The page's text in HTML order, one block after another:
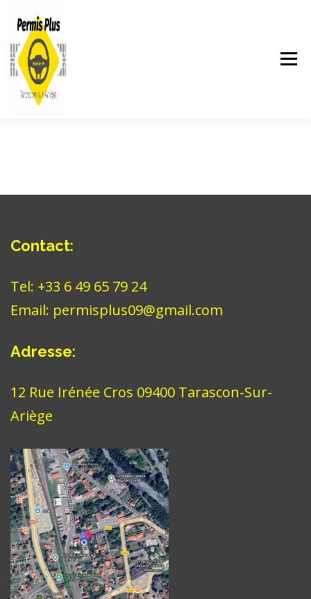
content
Menu
Contact:
Tel: +33 6 49 65 79 24
Email: permisplus09@gmail.com
Adresse:
12 Rue Irénée Cros 09400 Tarascon-Sur-
Ariège